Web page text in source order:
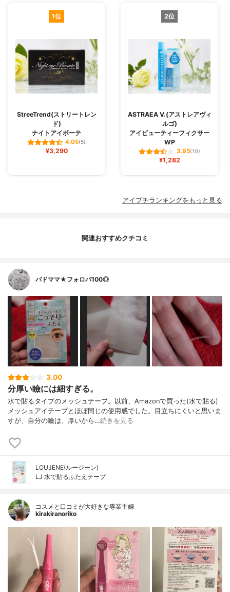
1位
StreeTrend(ストリートレン
ド)
ナイトアイボーテ
4.05(5)
¥3,290
2位
ASTRAEA V.(アストレアヴィ
ルゴ)
アイビューティーフィクサー
WP
3.95(10)
¥1,282
アイプチランキングをもっと見る
関連おすすめクチコミ
バドママ★フォロバ100◎
3.00
分厚い瞼には細すぎる。
水で貼るタイプのメッシュテープ。以前、Amazonで買った(水で貼る)
メッシュアイテープとほぼ同じの使用感でした。目立ちにくいと思いま
すが、自分の瞼は、厚いから…続きを見る
LOUJENE(ルージーン)
LJ 水で貼るふたえテープ
コスメと口コミが大好きな専業主婦
kirakiranoriko